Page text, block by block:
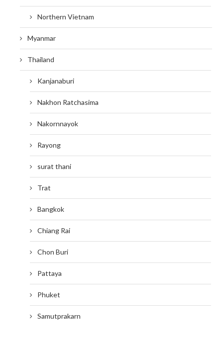
Northern Vietnam
Myanmar
Thailand
Kanjanaburi
Nakhon Ratchasima
Nakornnayok
Rayong
surat thani
Trat
Bangkok
Chiang Rai
Chon Buri
Pattaya
Phuket
Samutprakarn